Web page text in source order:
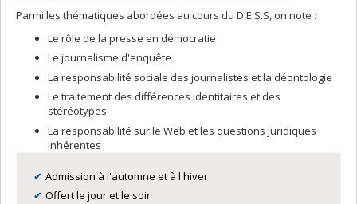
Parmi les thématiques abordées au cours du D.E.S.S, on note :
Le rôle de la presse en démocratie
Le journalisme d'enquête
La responsabilité sociale des journalistes et la déontologie
Le traitement des différences identitaires et des
stéréotypes
La responsabilité sur le Web et les questions juridiques
inhérentes
Admission à l'automne et à l'hiver
Offert le jour et le soir